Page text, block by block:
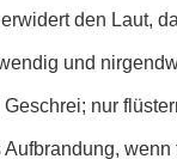
den Laut,
und
nur
wenn